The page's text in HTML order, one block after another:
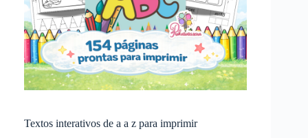
Textos interativos de a a z para imprimir